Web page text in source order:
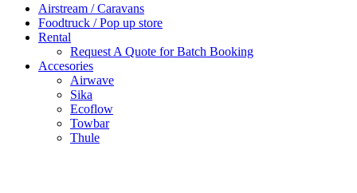
Airstream / Caravans
Foodtruck / Pop up store
Rental
Request A Quote for Batch Booking
Accesories
Airwave
Sika
Ecoflow
Towbar
Thule